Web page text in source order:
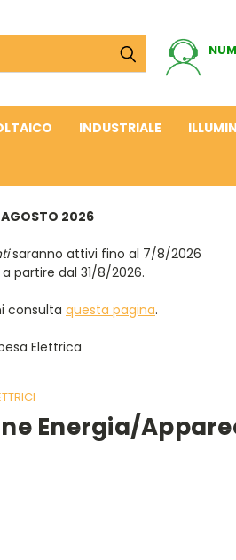
INDUSTRIALE
2026
saranno attivi fino al 7/8/2026
partire dal 31/8/2026.
consulta questa pagina.
Elettrica
Energia/